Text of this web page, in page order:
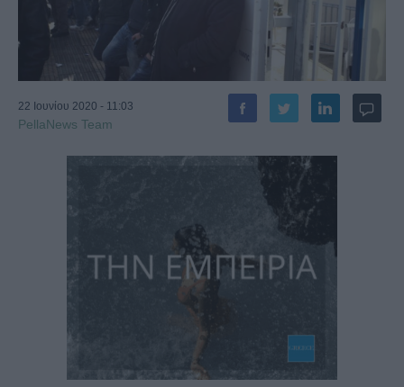
22 Ιουνίου 2020 - 11:03
PellaNews Team